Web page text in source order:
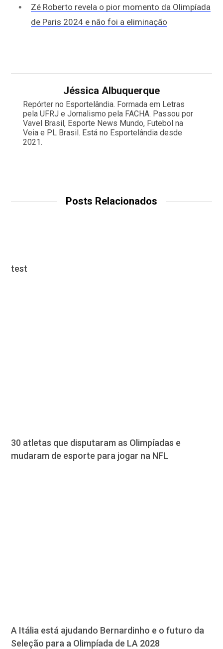
Zé Roberto revela o pior momento da Olimpíada
de Paris 2024 e não foi a eliminação
Jéssica Albuquerque
Repórter no Esportelândia. Formada em Letras
pela UFRJ e Jornalismo pela FACHA. Passou por
Vavel Brasil, Esporte News Mundo, Futebol na
Veia e PL Brasil. Está no Esportelândia desde
2021.
Posts Relacionados
test
30 atletas que disputaram as Olimpíadas e
mudaram de esporte para jogar na NFL
A Itália está ajudando Bernardinho e o futuro da
Seleção para a Olimpíada de LA 2028